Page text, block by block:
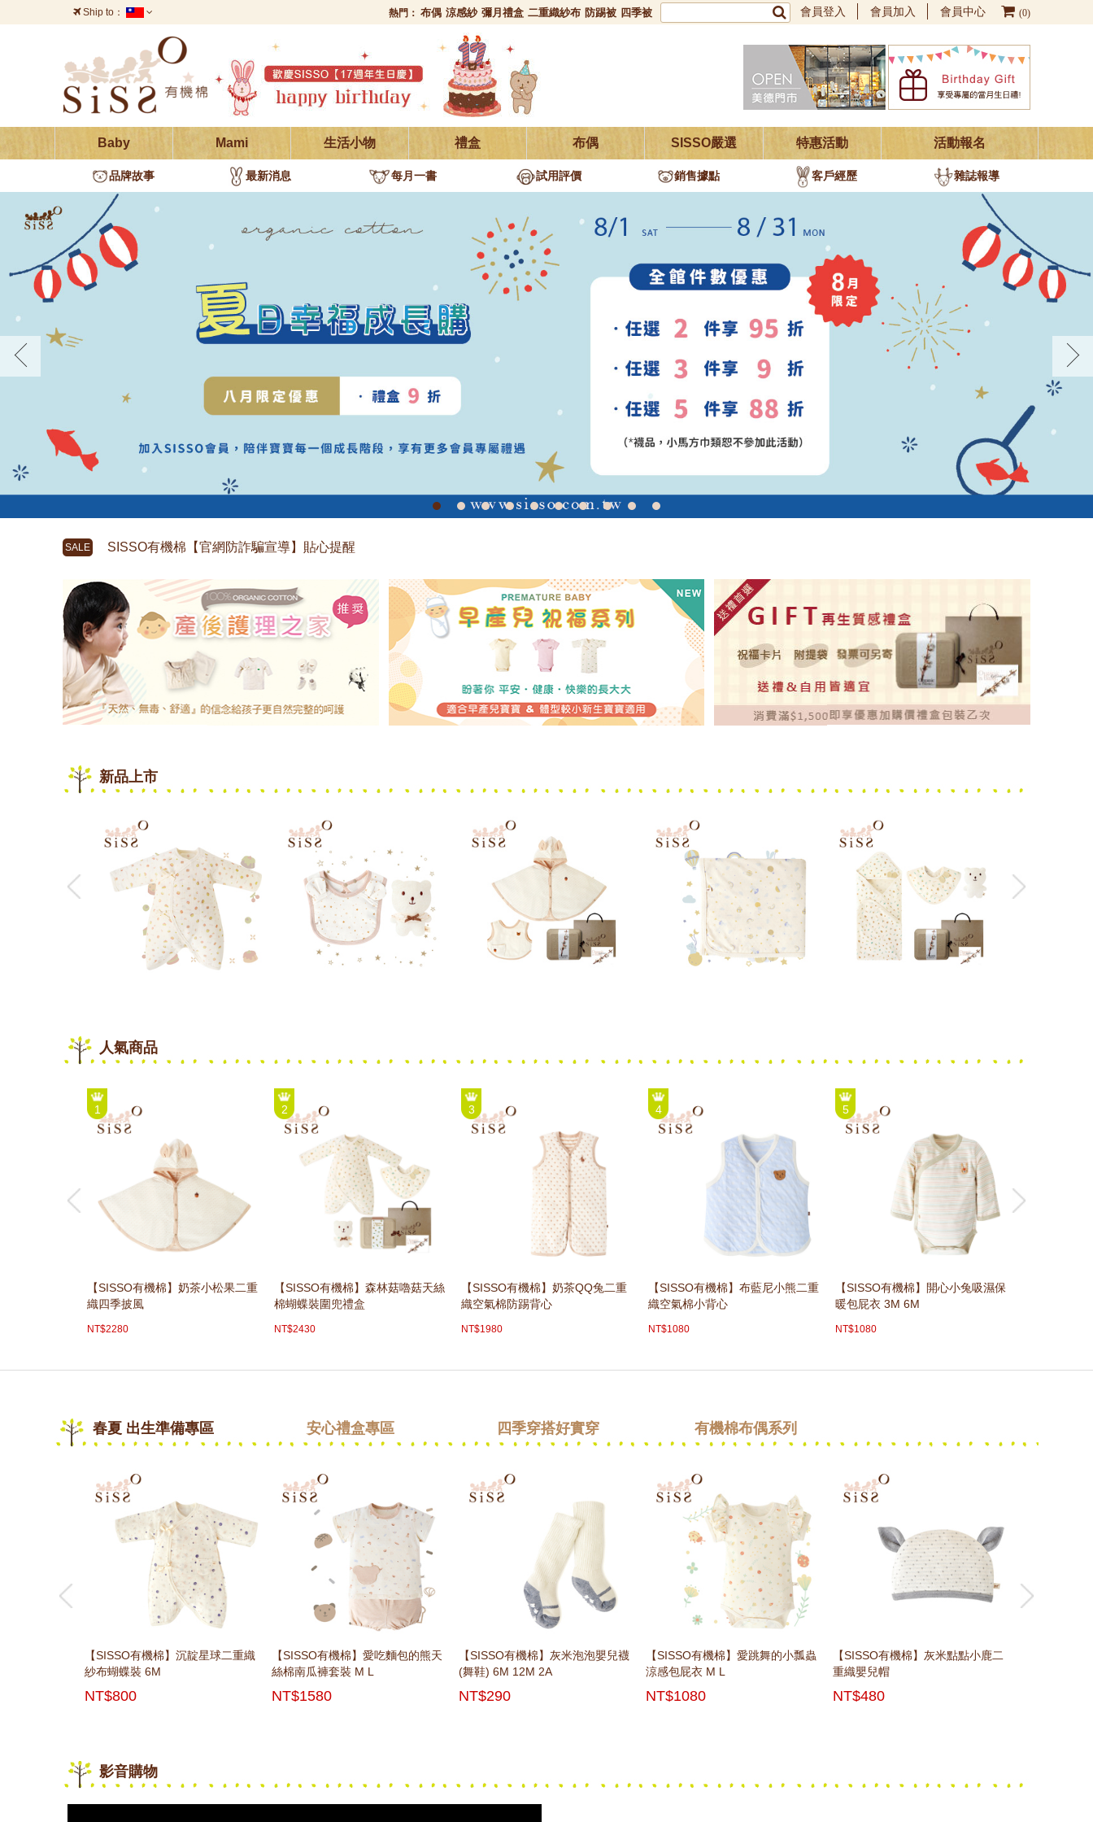
(0)
會員登入 會員加入 會員中心
Ship to：
香港 義大利 葡萄牙
瑞士 奧地利 波蘭
烏克蘭
墨西哥
日本
新加坡 法國
馬來西亞 菲律賓 汶萊
熱門： 布偶 涼感紗 彌月禮盒 二重織紗布 防踢被 四季被
Baby Mami 生活小物 禮盒 布偶 SISSO嚴選 特惠活動 活動報名
品牌故事 最新消息 每月一書 試用評價 銷售據點 客戶經歷 雜誌報導
SALE SISSO有機棉【官網防詐騙宣導】貼心提醒
新品上市
人氣商品
1
【SISSO有機棉】奶茶小松果二重
織四季披風
NT$2280
2
【SISSO有機棉】森林菇嚕菇天絲
棉蝴蝶裝圍兜禮盒
NT$2430
3
【SISSO有機棉】奶茶QQ兔二重
織空氣棉防踢背心
NT$1980
4
【SISSO有機棉】布藍尼小熊二重
織空氣棉小背心
NT$1080
5
【SISSO有機棉】開心小兔吸濕保
暖包屁衣 3M 6M
NT$1080
春夏 出生準備專區
【SISSO有機棉】沉靛星球二重織
紗布蝴蝶裝 6M
NT$800
【SISSO有機棉】愛吃麵包的熊天
絲棉南瓜褲套裝 M L
NT$1580
【SISSO有機棉】灰米泡泡嬰兒襪
(舞鞋) 6M 12M 2A
NT$290
【SISSO有機棉】愛跳舞的小瓢蟲
涼感包屁衣 M L
NT$1080
【SISSO有機棉】灰米點點小鹿二
重織嬰兒帽
NT$480
prev next
安心禮盒專區
【SISSO有機棉】小饅頭二重織紗
布包巾禮盒
NT$2170
【SISSO有機棉】小饅頭二重織紗
布蝴蝶裝禮盒 3M 6M
NT$1770
【SISSO有機棉】栗子好甜菇二重
織空氣棉披風圍兜禮盒
NT$3060
【SISSO有機棉】布列塔尼涼感防
曬萬用巾禮盒 (灰)
NT$1950
【SISSO有機棉】草莓甜筒兔萊賽
爾棉蝴蝶裝禮盒 6M
NT$1640
prev next
四季穿搭好實穿
【SISSO有機棉】海豚灣灣二重織
紗布肚衣 3M
NT$720
【SISSO有機棉】灰米點點二重織
薄披風
NT$1780
【SISSO有機棉】蜜熊二重織緹花
兔裝 12M
NT$880
【SISSO有機棉】愛跳舞的小瓢蟲
涼感蝴蝶裝+髮帶 3M 6M
NT$1280
【SISSO有機棉】草莓甜筒兔萊賽
爾棉長袖兔裝 6M 12M
NT$920
prev next
有機棉布偶系列
【SISSO有機棉】麻糬兔親親布偶
NT$470
【SISSO有機棉】抱抱米小猴布偶
(80cm )
NT$1985
【SISSO有機棉】麻糬熊親親布偶
NT$470
【SISSO有機棉】米米兔腕帶鈴鐺
NT$490
prev next
prev next
影音購物